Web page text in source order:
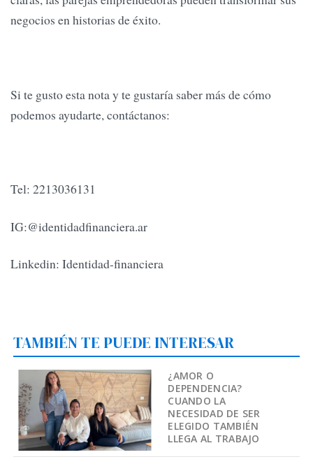
negocios en historias de éxito.
Si te gusto esta nota y te gustaría saber más de cómo
podemos ayudarte, contáctanos:
Tel: 2213036131
IG:@identidadfinanciera.ar
Linkedin: Identidad-financiera
TAMBIÉN TE PUEDE INTERESAR
¿AMOR O
DEPENDENCIA?
CUANDO LA
NECESIDAD DE SER
ELEGIDO TAMBIÉN
LLEGA AL TRABAJO